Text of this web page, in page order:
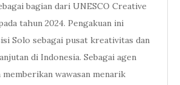
bagian dari UNESCO Creative
tahun 2024. Pengakuan ini
Solo sebagai pusat kreativitas dan
di Indonesia. Sebagai agen
wawasan menarik